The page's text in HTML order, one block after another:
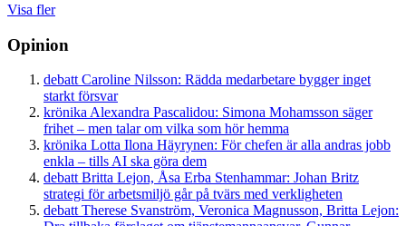
Visa fler
Opinion
debatt Caroline Nilsson: Rädda medarbetare bygger inget
starkt försvar
krönika Alexandra Pascalidou: Simona Mohamsson säger
frihet – men talar om vilka som hör hemma
krönika Lotta Ilona Häyrynen: För chefen är alla andras jobb
enkla – tills AI ska göra dem
debatt Britta Lejon, Åsa Erba Stenhammar: Johan Britz
strategi för arbetsmiljö går på tvärs med verkligheten
debatt Therese Svanström, Veronica Magnusson, Britta Lejon: